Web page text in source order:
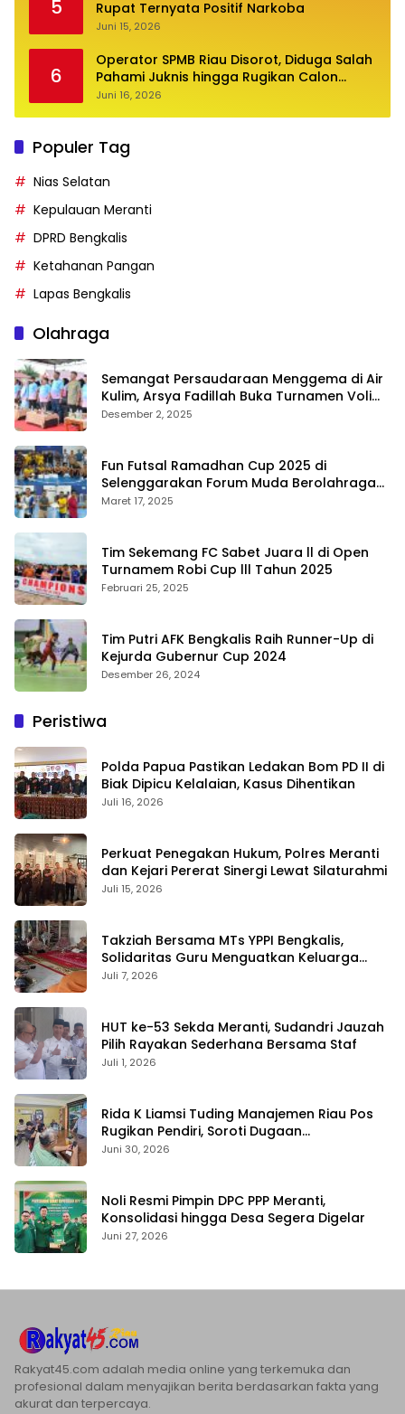
5
Rupat Ternyata Positif Narkoba
Juni 15, 2026
6
Operator SPMB Riau Disorot, Diduga Salah
Pahami Juknis hingga Rugikan Calon
Siswa
Juni 16, 2026
Populer Tag
Nias Selatan
Kepulauan Meranti
DPRD Bengkalis
Ketahanan Pangan
Lapas Bengkalis
Olahraga
Semangat Persaudaraan Menggema di Air
Kulim, Arsya Fadillah Buka Turnamen Voli
Bermasa Cup II
Desember 2, 2025
Fun Futsal Ramadhan Cup 2025 di
Selenggarakan Forum Muda Berolahraga
Bengkalis
Maret 17, 2025
Tim Sekemang FC Sabet Juara ll di Open
Turnamem Robi Cup lll Tahun 2025
Februari 25, 2025
Tim Putri AFK Bengkalis Raih Runner-Up di
Kejurda Gubernur Cup 2024
Desember 26, 2024
Peristiwa
Polda Papua Pastikan Ledakan Bom PD II di
Biak Dipicu Kelalaian, Kasus Dihentikan
Juli 16, 2026
Perkuat Penegakan Hukum, Polres Meranti
dan Kejari Pererat Sinergi Lewat Silaturahmi
Juli 15, 2026
Takziah Bersama MTs YPPI Bengkalis,
Solidaritas Guru Menguatkan Keluarga
yang Berduka
Juli 7, 2026
HUT ke-53 Sekda Meranti, Sudandri Jauzah
Pilih Rayakan Sederhana Bersama Staf
Juli 1, 2026
Rida K Liamsi Tuding Manajemen Riau Pos
Rugikan Pendiri, Soroti Dugaan
Pengambilalihan Aset
Juni 30, 2026
Noli Resmi Pimpin DPC PPP Meranti,
Konsolidasi hingga Desa Segera Digelar
Juni 27, 2026
Rakyat45.com adalah media online yang terkemuka dan
profesional dalam menyajikan berita berdasarkan fakta yang
akurat dan terpercaya.